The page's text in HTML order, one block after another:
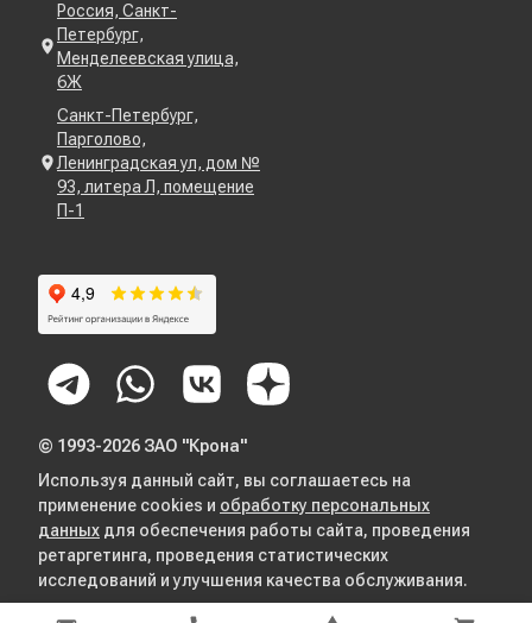
Россия, Санкт-
Петербург,
Менделеевская улица,
6Ж
Санкт-Петербург,
Парголово,
Ленинградская ул, дом №
93, литера Л, помещение
П-1
© 1993-2026 ЗАО "Крона"
Используя данный сайт, вы соглашаетесь на
применение cookies и обработку персональных
данных для обеспечения работы сайта, проведения
ретаргетинга, проведения статистических
исследований и улучшения качества обслуживания.